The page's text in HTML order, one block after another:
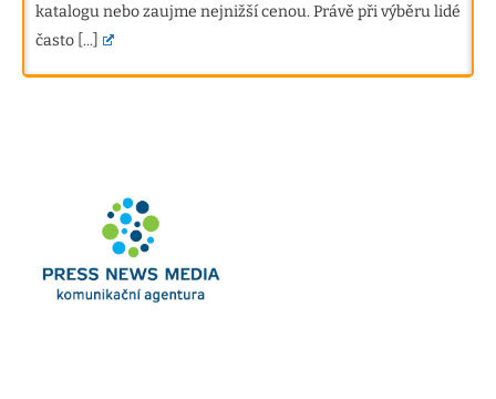
katalogu nebo zaujme nejnižší cenou. Právě při výběru lidé
často [...]